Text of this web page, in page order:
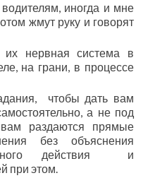
иногда и мне
жмут руку и говорят
нервная система в
на грани, в процессе
чтобы дать вам
а не под
раздаются прямые
без объяснения
действия и
при этом.